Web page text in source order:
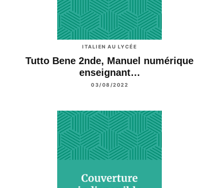
ITALIEN AU LYCÉE
Tutto Bene 2nde, Manuel numérique
enseignant…
03/08/2022